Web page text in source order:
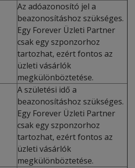
Az adóazonosító jel a
beazonosításhoz szükséges.
Egy Forever Üzleti Partner
csak egy szponzorhoz
tartozhat, ezért fontos az
üzleti vásárlók
megkülönböztetése.
A születési idő a
beazonosításhoz szükséges.
Egy Forever Üzleti Partner
csak egy szponzorhoz
tartozhat, ezért fontos az
üzleti vásárlók
megkülönböztetése.